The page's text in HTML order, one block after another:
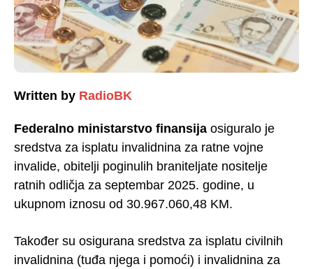
Written by RadioBK
Federalno ministarstvo finansija osiguralo je
sredstva za isplatu invalidnina za ratne vojne
invalide, obitelji poginulih braniteljate nositelje
ratnih odličja za septembar 2025. godine, u
ukupnom iznosu od 30.967.060,48 KM.
Također su osigurana sredstva za isplatu civilnih
invalidnina (tuđa njega i pomoći) i invalidnina za